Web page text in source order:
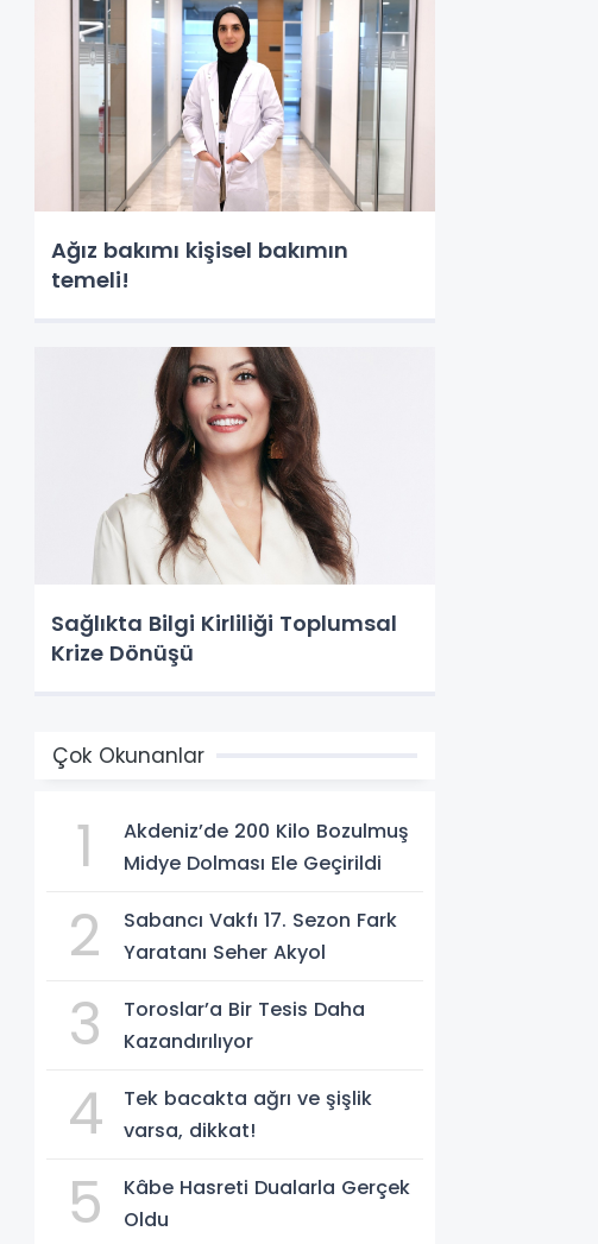
Ağız bakımı kişisel bakımın
temeli!
Sağlıkta Bilgi Kirliliği Toplumsal
Krize Dönüşü
Çok Okunanlar
1
Akdeniz’de 200 Kilo Bozulmuş
Midye Dolması Ele Geçirildi
2
Sabancı Vakfı 17. Sezon Fark
Yaratanı Seher Akyol
3
Toroslar’a Bir Tesis Daha
Kazandırılıyor
4
Tek bacakta ağrı ve şişlik
varsa, dikkat!
5
Kâbe Hasreti Dualarla Gerçek
Oldu